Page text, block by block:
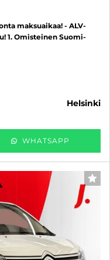
maksuaikaa! - ALV-
1. Omisteinen Suomi-
helsinki
WHATSAPP